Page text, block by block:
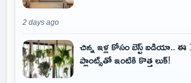
2 days ago
చిన్న ఇళ్ల కోసం బెస్ట్ ఐడియా.. ఈ
ప్లాంట్స్‌తో ఇంటికి కొత్త లుక్!